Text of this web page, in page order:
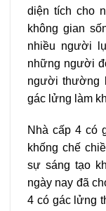
diện tích cho
không gian
nhiều người
những người
người thường
gác lửng làm
Nhà cấp 4 có
khống chế
sự sáng tạo
ngày nay đã
4 có gác lửng